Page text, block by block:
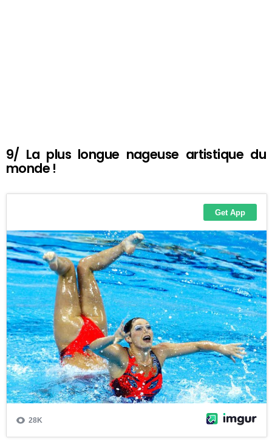
9/ La plus longue nageuse artistique du
monde !